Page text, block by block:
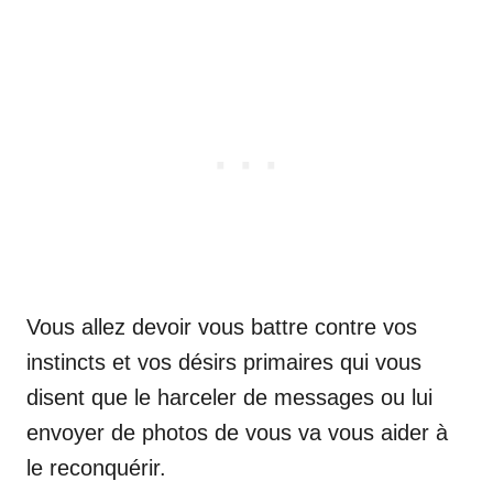
Vous allez devoir vous battre contre vos
instincts et vos désirs primaires qui vous
disent que le harceler de messages ou lui
envoyer de photos de vous va vous aider à
le reconquérir.